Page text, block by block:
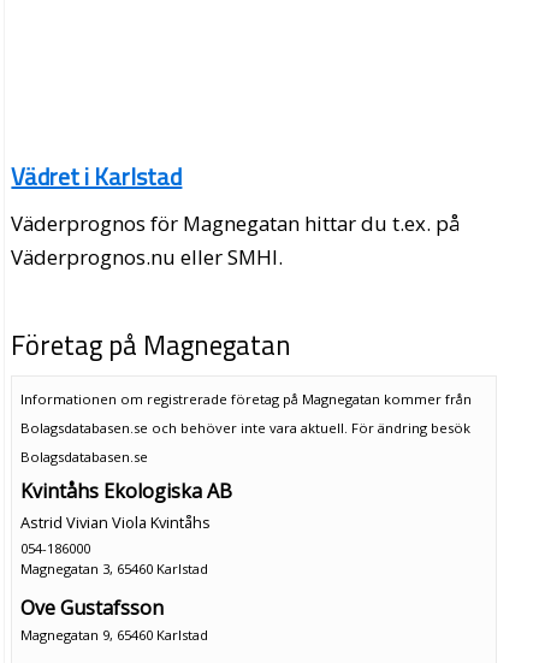
Vädret i Karlstad
Väderprognos för Magnegatan hittar du t.ex. på
Väderprognos.nu eller SMHI.
Företag på Magnegatan
Informationen om registrerade företag på Magnegatan kommer från
Bolagsdatabasen.se och behöver inte vara aktuell. För ändring besök
Bolagsdatabasen.se
Kvintåhs Ekologiska AB
Astrid Vivian Viola Kvintåhs
054-186000
Magnegatan 3, 65460 Karlstad
Ove Gustafsson
Magnegatan 9, 65460 Karlstad